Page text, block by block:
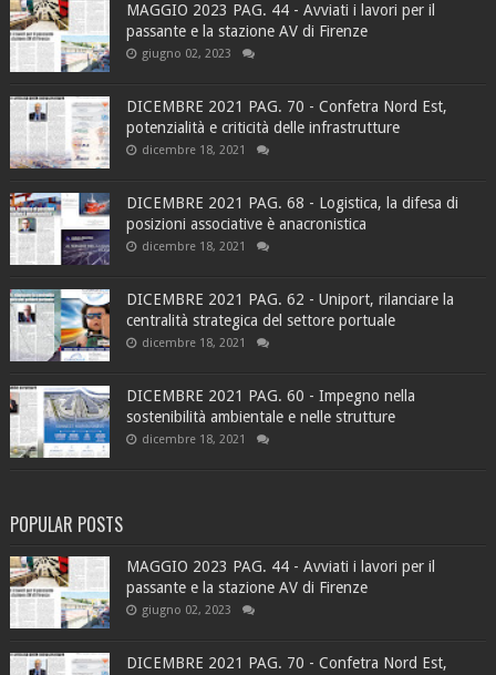
MAGGIO 2023 PAG. 44 - Avviati i lavori per il
passante e la stazione AV di Firenze
giugno 02, 2023
DICEMBRE 2021 PAG. 70 - Confetra Nord Est,
potenzialità e criticità delle infrastrutture
dicembre 18, 2021
DICEMBRE 2021 PAG. 68 - Logistica, la difesa di
posizioni associative è anacronistica
dicembre 18, 2021
DICEMBRE 2021 PAG. 62 - Uniport, rilanciare la
centralità strategica del settore portuale
dicembre 18, 2021
DICEMBRE 2021 PAG. 60 - Impegno nella
sostenibilità ambientale e nelle strutture
dicembre 18, 2021
POPULAR POSTS
MAGGIO 2023 PAG. 44 - Avviati i lavori per il
passante e la stazione AV di Firenze
giugno 02, 2023
DICEMBRE 2021 PAG. 70 - Confetra Nord Est,